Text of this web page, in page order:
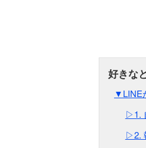
▼LINE
▷1.
▷2.